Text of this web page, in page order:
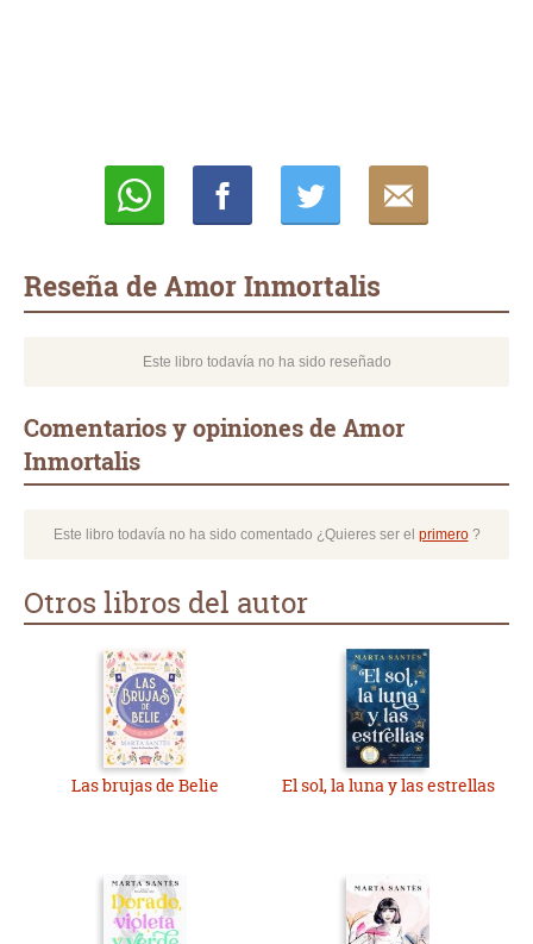
Reseña de Amor Inmortalis
Este libro todavía no ha sido reseñado
Comentarios y opiniones de Amor
Inmortalis
Este libro todavía no ha sido comentado ¿Quieres ser el primero?
Otros libros del autor
Las brujas de Belie El sol, la luna y las estrellas